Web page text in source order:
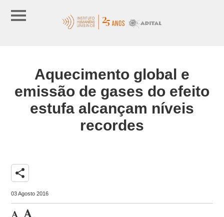
Aquecimento global e
emissão de gases do efeito
estufa alcançam níveis
recordes
share
03 Agosto 2016